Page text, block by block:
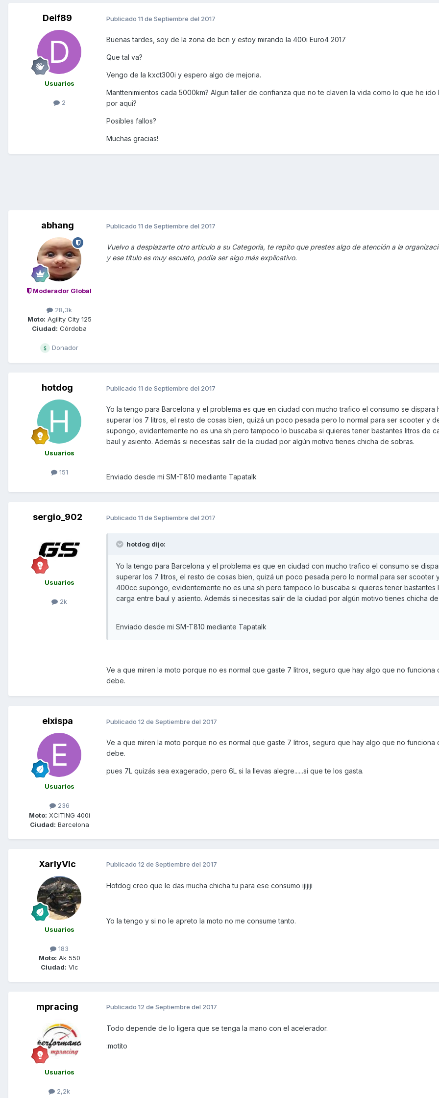
Deif89
Usuarios
2
Publicado 11 de Septiembre del 2017
Buenas tardes, soy de la zona de bcn y estoy mirando la 400i Euro4 2017
Que tal va?
Vengo de la kxct300i y espero algo de mejoria.
Manttenimientos cada 5000km? Algun taller de confianza que no te claven la vida como lo que he ido
por aqui?
Posibles fallos?
Muchas gracias!
abhang
Moderador Global
28,3k
Moto: Agility City 125
Ciudad: Córdoba
Donador
Publicado 11 de Septiembre del 2017
Vuelvo a desplazarte otro artículo a su Categoría, te repito que prestes algo de atención a la
y ese título es muy escueto, podía ser algo más explicativo.
hotdog
Usuarios
151
Publicado 11 de Septiembre del 2017
Yo la tengo para Barcelona y el problema es que en ciudad con mucho trafico el consumo se dispara
superar los 7 litros, el resto de cosas bien, quizá un poco pesada pero lo normal para ser scooter y
supongo, evidentemente no es una sh pero tampoco lo buscaba si quieres tener bastantes litros de
baul y asiento. Además si necesitas salir de la ciudad por algún motivo tienes chicha de sobras.
Enviado desde mi SM-T810 mediante Tapatalk
sergio_902
Usuarios
2k
Publicado 11 de Septiembre del 2017
hotdog dijo:
Yo la tengo para Barcelona y el problema es que en ciudad con mucho trafico el consumo se
superar los 7 litros, el resto de cosas bien, quizá un poco pesada pero lo normal para ser scooter
400cc supongo, evidentemente no es una sh pero tampoco lo buscaba si quieres tener bastantes
carga entre baul y asiento. Además si necesitas salir de la ciudad por algún motivo tienes chicha
Enviado desde mi SM-T810 mediante Tapatalk
Ve a que miren la moto porque no es normal que gaste 7 litros, seguro que hay algo que no funciona
debe.
elxispa
Usuarios
236
Moto: XCITING 400i
Ciudad: Barcelona
Publicado 12 de Septiembre del 2017
Ve a que miren la moto porque no es normal que gaste 7 litros, seguro que hay algo que no funciona
debe.
pues 7L quizás sea exagerado, pero 6L si la llevas alegre......si que te los gasta.
XarlyVlc
Usuarios
183
Moto: Ak 550
Ciudad: Vlc
Publicado 12 de Septiembre del 2017
Hotdog creo que le das mucha chicha tu para ese consumo ijijiji
Yo la tengo y si no le apreto la moto no me consume tanto.
mpracing
Usuarios
2,2k
Publicado 12 de Septiembre del 2017
Todo depende de lo ligera que se tenga la mano con el acelerador.
:motito